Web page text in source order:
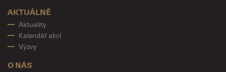
AKTUÁLNĚ
Aktuality
Kalendář akcí
Výzvy
O NÁS